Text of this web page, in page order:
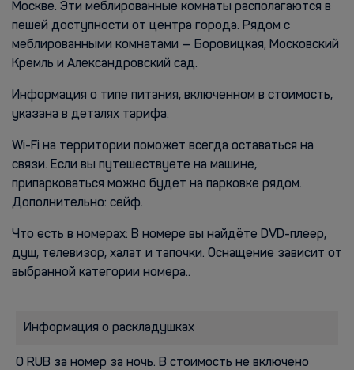
Москве. Эти меблированные комнаты располагаются в
пешей доступности от центра города. Рядом с
меблированными комнатами — Боровицкая, Московский
Кремль и Александровский сад.
Информация о типе питания, включенном в стоимость,
указана в деталях тарифа.
Wi-Fi на территории поможет всегда оставаться на
связи. Если вы путешествуете на машине,
припарковаться можно будет на парковке рядом.
Дополнительно: сейф.
Что есть в номерах: В номере вы найдёте DVD-плеер,
душ, телевизор, халат и тапочки. Оснащение зависит от
выбранной категории номера..
Информация о раскладушках
0 RUB за номер за ночь. В стоимость не включено